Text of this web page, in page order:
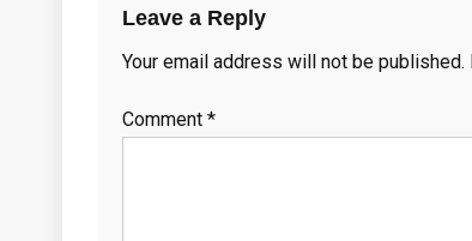
Leave a Reply
Your email address will not be published.
Comment *